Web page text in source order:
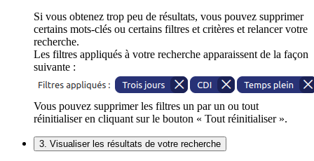
Si vous obtenez trop peu de résultats, vous pouvez supprimer
certains mots-clés ou certains filtres et critères et relancer votre
recherche.
Les filtres appliqués à votre recherche apparaissent de la façon
suivante :
Vous pouvez supprimer les filtres un par un ou tout
réinitialiser en cliquant sur le bouton « Tout réinitialiser ».
3. Visualiser les résultats de votre recherche